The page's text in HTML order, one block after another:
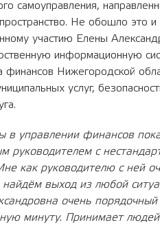
самоуправления,
Не обошло это
участию Елены
информационную
Нижегородской
услуг,
в управлении финансов
руководителем с
как руководителю с ней
выход из любой
очень порядочный
минуту. Принимает